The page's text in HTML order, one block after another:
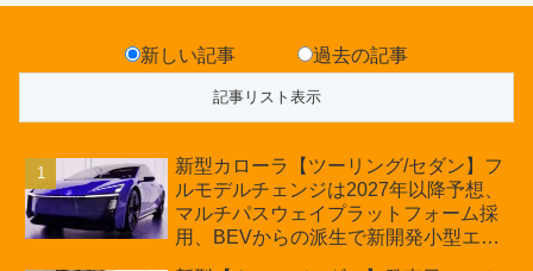
新しい記事 過去の記事
新型カローラ【ツーリング/セダン】フ
ルモデルチェンジは2027年以降予想、
マルチパスウェイプラットフォーム採
用、BEVからの派生で新開発小型エン